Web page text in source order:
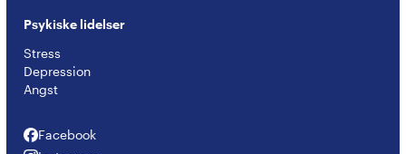
Psykiske lidelser
Stress
Depression
Angst
Facebook
Facebook